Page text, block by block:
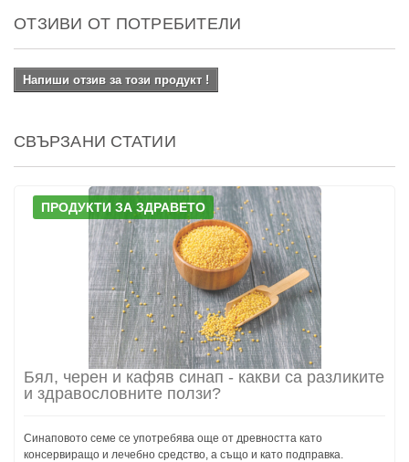
ОТЗИВИ ОТ ПОТРЕБИТЕЛИ
Напиши отзив за този продукт !
СВЪРЗАНИ СТАТИИ
ПРОДУКТИ ЗА ЗДРАВЕТО
Бял, черен и кафяв синап - какви са разликите
и здравословните ползи?
Синаповото семе се употребява още от древността като
консервиращо и лечебно средство, а също и като подправка.